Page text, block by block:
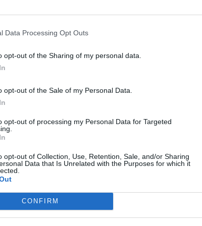
Data Processing Opt Outs
opt-out of the Sharing of my personal data.
opt-out of the Sale of my Personal Data.
opt-out of processing my Personal Data for Targeted
opt-out of Collection, Use, Retention, Sale, and/or Sharing
Data that Is Unrelated with the Purposes for which it
CONFIRM
dell'informazione nata nel 2014 a
Cappai, il progetto Pop Journalism per la
È direttore editoriale per Pop
e l'informazione economica
e collabora con diverse testate di
e tra il 2007 e il 2012 ha lavorato a